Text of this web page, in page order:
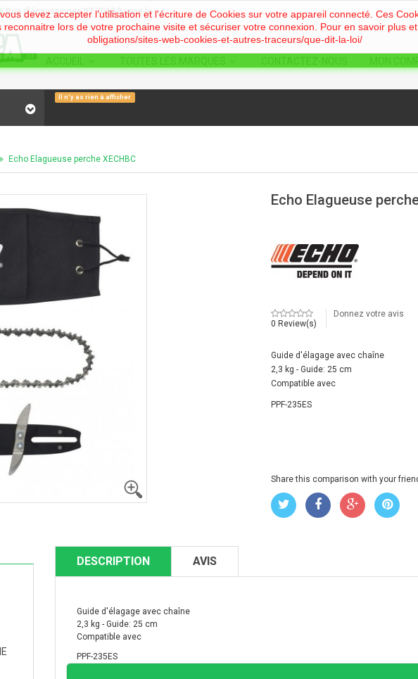
Rue d'écaussinnes 97 7090 Braine-le-
Telephone: +32476 91 60 96E-mail: info@hortimeca.be
Il n'y as rien à afficher
Echo Elagueuse perche XECHBC
Echo Elagueuse
0 Review(s)
Donnez votre avis
Guide d'élagage avec chaîne
2,3 kg - Guide: 25 cm
Compatible avec
PPF-235ES
Share this comparison with your
DESCRIPTION AVIS
Guide d'élagage avec chaîne
2,3 kg - Guide: 25 cm
Compatible avec
PPF-235ES
devez accepter l’utilisation et l'écriture de Cookies sur votre appareil connecté. Ces
lors de votre prochaine visite et sécuriser votre connexion. Pour en savoir plus
obligations/sites-web-cookies-et-autres-traceurs/que-dit-la-loi/